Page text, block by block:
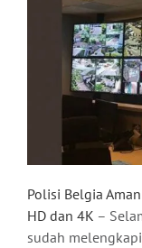
Polisi Belgia
HD dan 4K –
sudah